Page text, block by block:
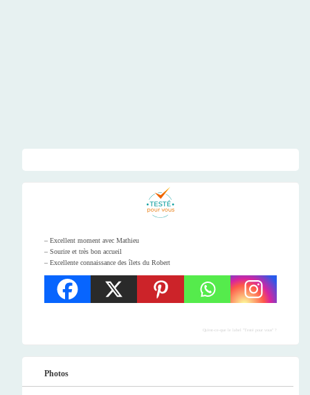
– Excellent moment avec Mathieu
– Sourire et très bon accueil
– Excellente connaissance des îlets du Robert
Qu'est-ce-que le label "Testé pour vous" ?
Photos